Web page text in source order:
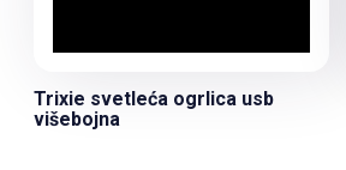
Trixie svetleća ogrlica usb
višebojna